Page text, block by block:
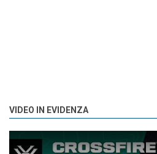
VIDEO IN EVIDENZA